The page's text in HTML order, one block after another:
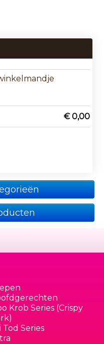
€ 0,00
Krob Series (Crispy
Tod Series